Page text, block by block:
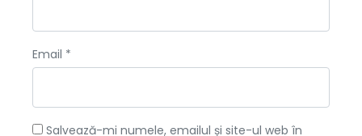
Email *
Salvează-mi numele, emailul și site-ul web în